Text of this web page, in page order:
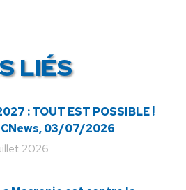
LIÉS
: TOUT EST POSSIBLE !
CNews, 03/07/2026
2026